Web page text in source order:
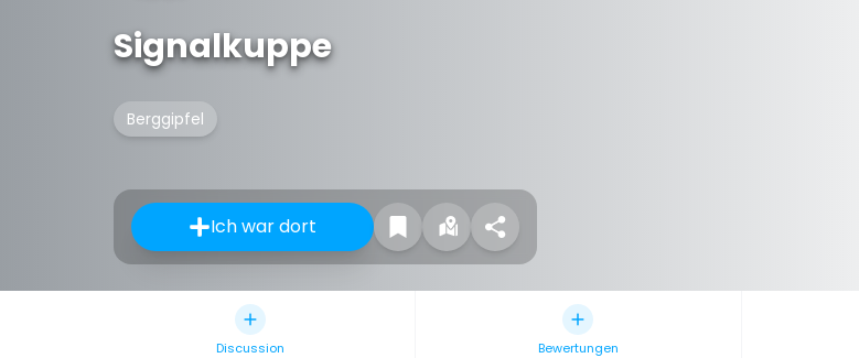
Signalkuppe
Berggipfel
Ich war dort
Discussion Bewertungen